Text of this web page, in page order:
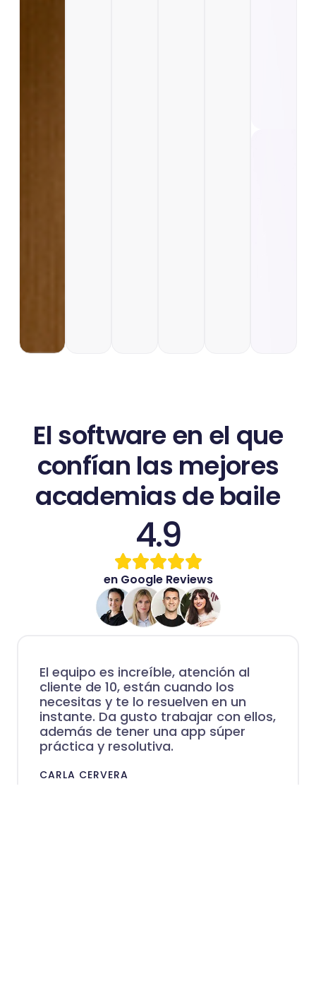
El software en el que
confían las mejores
academias de baile
4.9
en Google Reviews
El equipo es increíble, atención al
cliente de 10, están cuando los
necesitas y te lo resuelven en un
instante. Da gusto trabajar con ellos,
además de tener una app súper
práctica y resolutiva.
CARLA CERVERA